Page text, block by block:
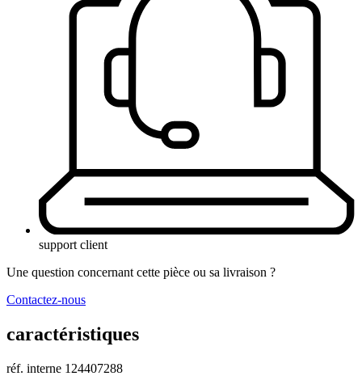
support client
Une question concernant cette pièce ou sa livraison ?
Contactez-nous
caractéristiques
réf. interne 124407288